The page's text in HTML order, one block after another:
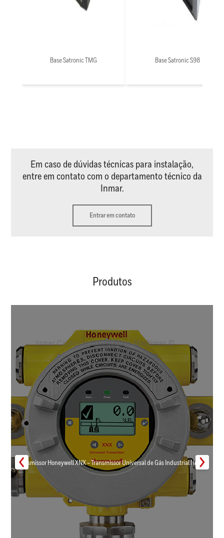
Base Satronic TMG Base Satronic S98
Em caso de dúvidas técnicas para instalação,
entre em contato com o departamento técnico da
Inmar.
Entrar em contato
Produtos
Transmissor Honeywell XNX – Transmissor Universal de Gás Industrial | Inmar